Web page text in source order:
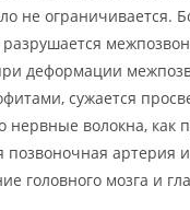
не ограничивается.
разрушается
деформации
сужается
нервные волокна, как
артерия
головного мозга и